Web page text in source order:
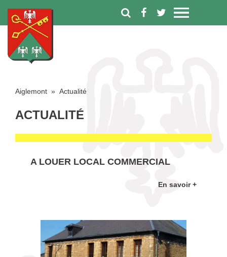
Aiglemont » Actualité
ACTUALITÉ
A LOUER LOCAL COMMERCIAL
En savoir +